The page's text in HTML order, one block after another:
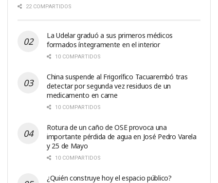
22 COMPARTIDOS
La Udelar graduó a sus primeros médicos
formados íntegramente en el interior
10 COMPARTIDOS
China suspende al Frigorífico Tacuarembó tras
detectar por segunda vez residuos de un
medicamento en carne
10 COMPARTIDOS
Rotura de un caño de OSE provoca una
importante pérdida de agua en José Pedro Varela
y 25 de Mayo
10 COMPARTIDOS
¿Quién construye hoy el espacio público?